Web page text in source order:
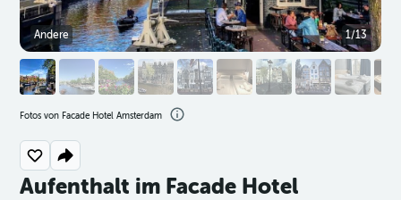
Aufenthalt im Facade Hotel
Andere 1/13
Fotos von Facade Hotel Amsterdam